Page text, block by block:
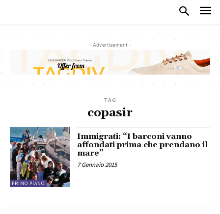
- Advertisement -
TAG
copasir
PRIMO PIANO
Immigrati: “I barconi vanno
affondati prima che prendano il
mare”
7 Gennaio 2015